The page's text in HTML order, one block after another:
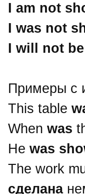
I am not
I was not
I will not
Примеры с
This table
When was
He was
The work
сделана